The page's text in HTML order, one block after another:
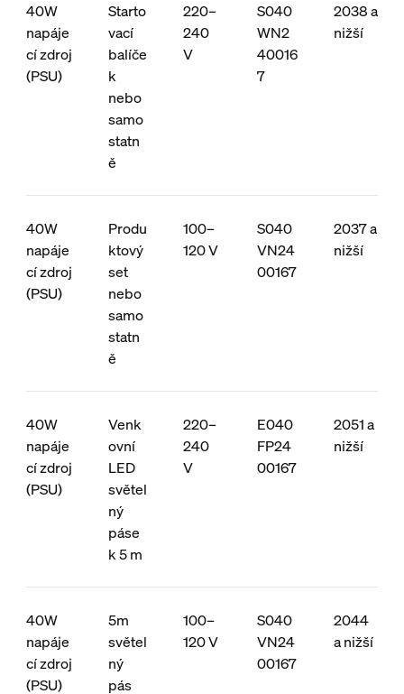
40W
napáje
cí zdroj
(PSU)
Starto
vací
balíče
k
nebo
samo
statn
ě
220–
240
V
S040
WN2
40016
7
2038 a
nižší
40W
napáje
cí zdroj
(PSU)
Produ
ktový
set
nebo
samo
statn
ě
100–
120 V
S040
VN24
00167
2037 a
nižší
40W
napáje
cí zdroj
(PSU)
Venk
ovní
LED
světel
ný
páse
k 5 m
220–
240
V
E040
FP24
00167
2051 a
nižší
40W
napáje
cí zdroj
(PSU)
5m
světel
ný
pás
100–
120 V
S040
VN24
00167
2044
a nižší